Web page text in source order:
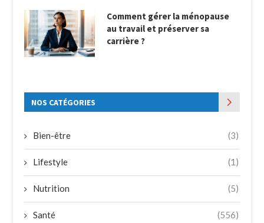
Comment gérer la ménopause
au travail et préserver sa
carrière ?
NOS CATÉGORIES
Bien-être (3)
Lifestyle (1)
Nutrition (5)
Santé (556)